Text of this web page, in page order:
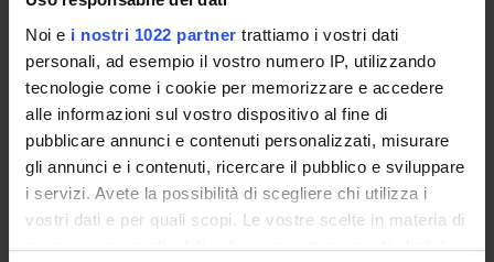
Noi e i nostri 1022 partner trattiamo i vostri dati
personali, ad esempio il vostro numero IP, utilizzando
tecnologie come i cookie per memorizzare e accedere
alle informazioni sul vostro dispositivo al fine di
pubblicare annunci e contenuti personalizzati, misurare
gli annunci e i contenuti, ricercare il pubblico e sviluppare
i servizi. Avete la possibilità di scegliere chi utilizza i
vostri dati e per quali scopi. Le vostre scelte in materia di
privacy sono applicabili solo su questa proprietà digitale
ORGANISATION
GOVERNANCE
COMMITTEES